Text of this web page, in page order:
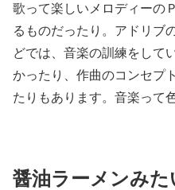
歌って楽しいメロディーの
るものだったり。アドリブ
どでは、音楽の訓練をして
かったり、作曲のコンセプ
たりもあります。音楽って色
醤油ラーメンみた